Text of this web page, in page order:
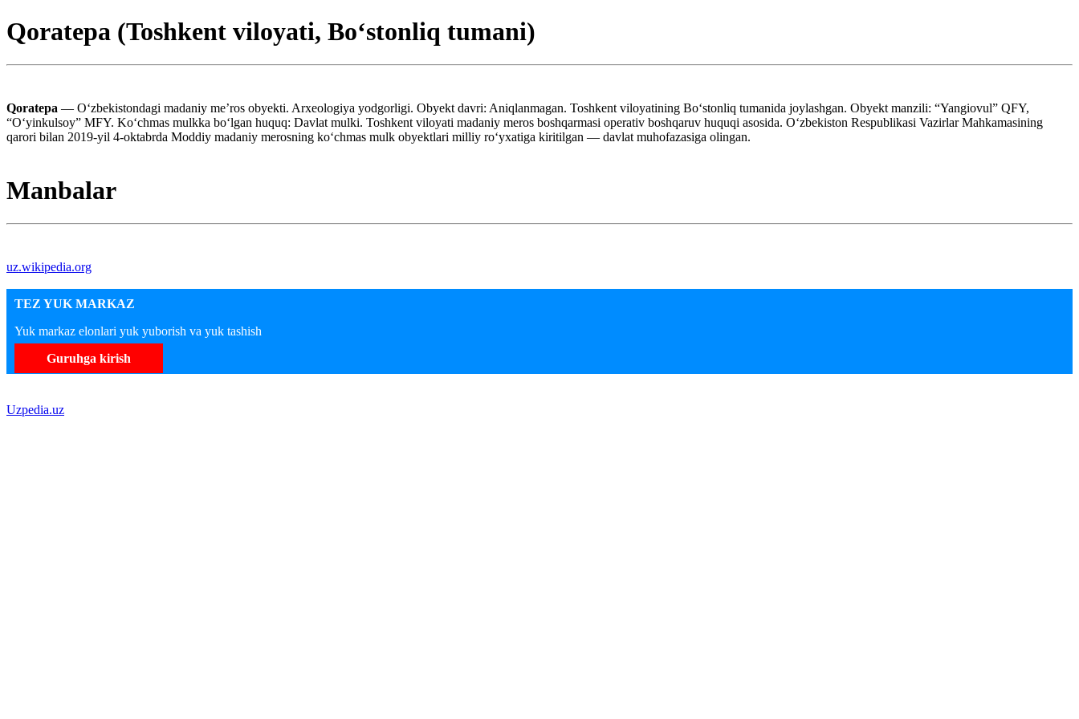
Qoratepa (Toshkent viloyati, Boʻstonliq tumani)
Qoratepa — Oʻzbekistondagi madaniy meʼros obyekti. Arxeologiya yodgorligi. Obyekt davri: Aniqlanmagan. Toshkent viloyatining Boʻstonliq tumanida joylashgan. Obyekt manzili: “Yangiovul” QFY,
“Oʻyinkulsoy” MFY. Koʻchmas mulkka boʻlgan huquq: Davlat mulki. Toshkent viloyati madaniy meros boshqarmasi operativ boshqaruv huquqi asosida. Oʻzbekiston Respublikasi Vazirlar Mahkamasining
qarori bilan 2019-yil 4-oktabrda Moddiy madaniy merosning koʻchmas mulk obyektlari milliy roʻyxatiga kiritilgan — davlat muhofazasiga olingan.
Manbalar
uz.wikipedia.org
TEZ YUK MARKAZ
Yuk markaz elonlari yuk yuborish va yuk tashish
Guruhga kirish
Uzpedia.uz